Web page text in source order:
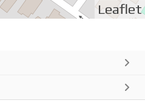
Leaflet